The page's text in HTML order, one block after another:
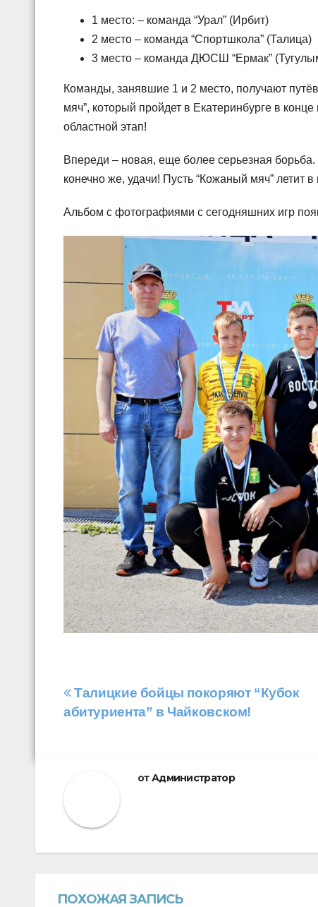
1 место: – команда “Урал” (Ирбит)
2 место – команда “Спортшкола” (Талица)
3 место – команда ДЮСШ “Ермак”
Команды, занявшие 1 и 2 место, получают
мяч”, который пройдет в Екатеринбурге в
областной этап!
Впереди – новая, еще более серьезная
конечно же, удачи! Пусть “Кожаный мяч” летит
Альбом с фотографиями с сегодняшних игр
Навигация
Талицкие бойцы покоряют “Кубок
абитуриента” в Чайковском!
отАдминистратор
ПОХОЖАЯ ЗАПИСЬ